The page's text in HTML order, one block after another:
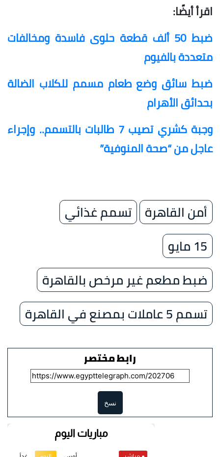
اقرأ أيضًا:
ضبط 50 ألف قطعة حلوى فاسدة ومخالفات
متعددة بالفيوم
ضبط سائق وضع طعام مسمم للكلاب الضالة
بحدائق الأهرام
وجبة كشري تصيب 7 طالبات بالتسمم.. وإجراء
عاجل من “صحة المنوفية”
أمن القاهرة تسمم غذائي
15 مايو
ضبط مطعم غير مرخص بالقاهرة
تسمم 5 عاملات بمصنع في القاهرة
رابط مختصر
نسخ